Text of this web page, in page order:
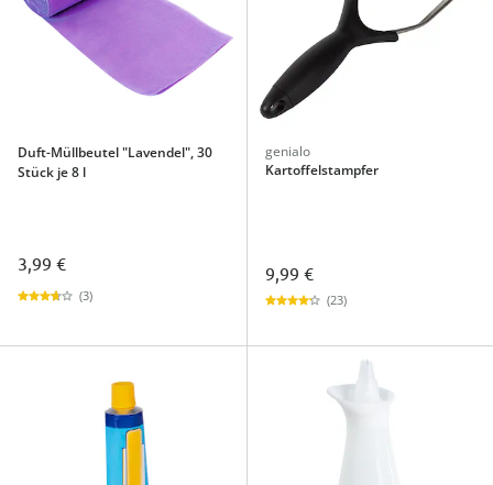
Duft-Müllbeutel "Lavendel", 30
Stück je 8 l
3,99 €
(3)
genialo
Kartoffelstampfer
9,99 €
(23)